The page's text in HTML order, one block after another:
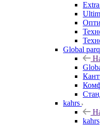
Global
kahrs
kahrs